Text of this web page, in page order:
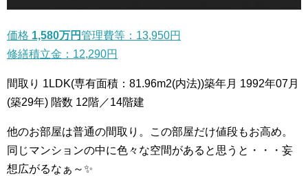
価格 1,580万円管理費等：13,950円
修繕積立金：12,290円
間取り 1LDK(専有面積：81.96m2(内法))築年月 1992年07月
(築29年) 階数 12階／14階建
他のお部屋は普通の間取り。この部屋だけ値段もお高め。
同じマンションの中に色々な空間があると思うと・・・妄
想広がるなぁ～✨